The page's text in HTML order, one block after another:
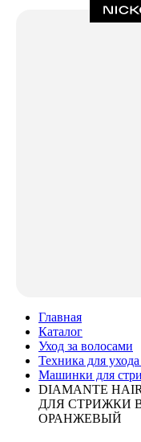
Главная
Каталог
Уход за волосами
Техника для
Машинки для
DIAMANTE
ДЛЯ СТРИЖКИ
ОРАНЖЕВЫЙ